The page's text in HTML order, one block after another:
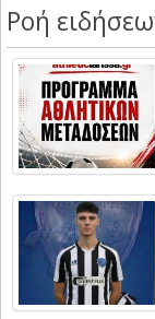
Ροή